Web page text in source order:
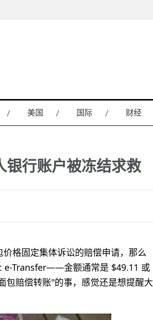
美国 国际 财经
银行账户被冻结求救
格固定集体诉讼的赔偿申请，那么
e-Transfer——金额通常是 $49.11 或
包赔偿转账"的事，感觉还是想提醒大